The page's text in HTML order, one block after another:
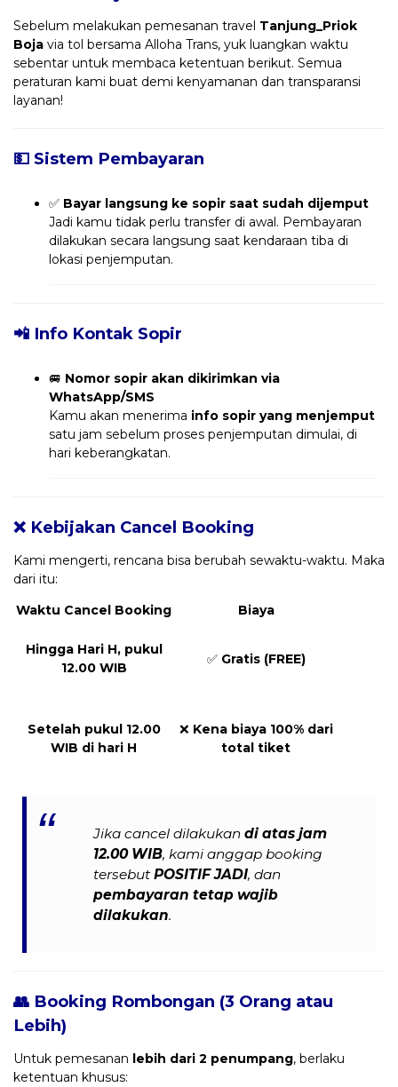
Sebelum melakukan pemesanan travel Tanjung_Priok
Boja via tol bersama Alloha Trans, yuk luangkan waktu
sebentar untuk membaca ketentuan berikut. Semua
peraturan kami buat demi kenyamanan dan transparansi
layanan!
💵 Sistem Pembayaran
✅ Bayar langsung ke sopir saat sudah dijemput
Jadi kamu tidak perlu transfer di awal. Pembayaran
dilakukan secara langsung saat kendaraan tiba di
lokasi penjemputan.
📲 Info Kontak Sopir
🚐 Nomor sopir akan dikirimkan via
WhatsApp/SMS
Kamu akan menerima info sopir yang menjemput
satu jam sebelum proses penjemputan dimulai, di
hari keberangkatan.
❌ Kebijakan Cancel Booking
Kami mengerti, rencana bisa berubah sewaktu-waktu. Maka
dari itu:
Waktu Cancel Booking
Biaya
Hingga Hari H, pukul
12.00 WIB
✅ Gratis (FREE)
Setelah pukul 12.00
WIB di hari H
❌ Kena biaya 100% dari
total tiket
Jika cancel dilakukandi atas jam
12.00 WIB, kami anggap booking
tersebutPOSITIF JADI, dan
pembayaran tetap wajib
dilakukan.
👥 Booking Rombongan (3 Orang atau
Lebih)
Untuk pemesanan lebih dari 2 penumpang, berlaku
ketentuan khusus: